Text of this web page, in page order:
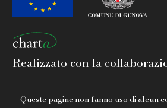
Realizzato con la
Queste pagine non fanno uso di alcun